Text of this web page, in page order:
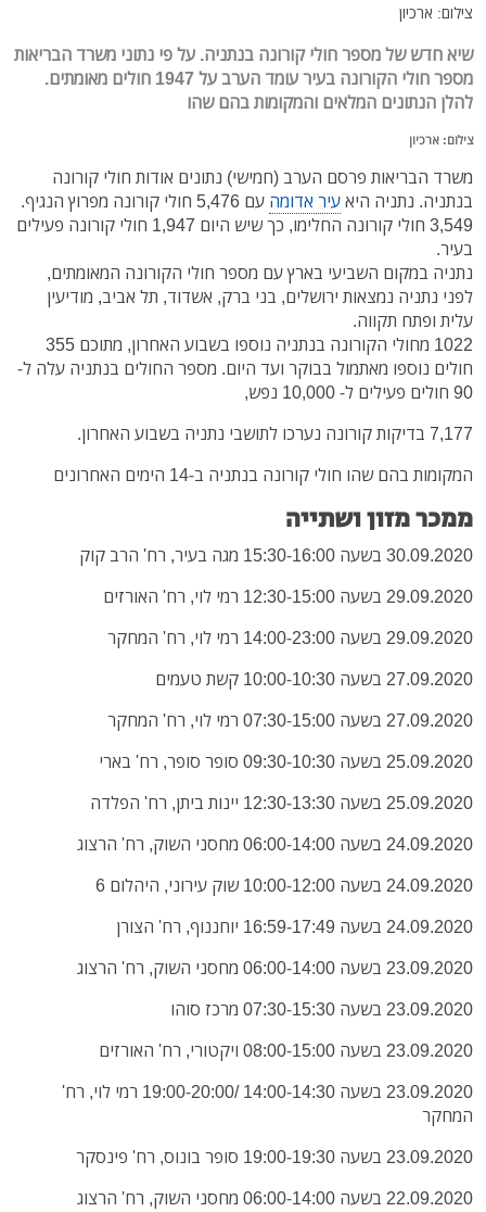
צילום: ארכיון
שיא חדש של מספר חולי קורונה בנתניה. על פי נתוני משרד הבריאות
מספר חולי הקורונה בעיר עומד הערב על 1947 חולים מאומתים.
להלן הנתונים המלאים והמקומות בהם שהו
צילום: ארכיון
משרד הבריאות פרסם הערב (חמישי) נתונים אודות חולי קורונה
בנתניה. נתניה היאעיר אדומה
עם 5,476 חולי קורונה מפרוץ הנגיף.
3,549 חולי קורונה החלימו, כך שיש היום 1,947 חולי קורונה פעילים
בעיר.
נתניה במקום השביעי בארץ עם מספר חולי הקורונה המאומתים,
לפני נתניה נמצאות ירושלים, בני ברק, אשדוד, תל אביב, מודיעין
עלית ופתח תקווה.
1022 מחולי הקורונה בנתניה נוספו בשבוע האחרון, מתוכם 355
חולים נוספו מאתמול בבוקר ועד היום. מספר החולים בנתניה עלה ל-
90 חולים פעילים ל- 10,000 נפש,
7,177 בדיקות קורונה נערכו לתושבי נתניה בשבוע האחרון.
המקומות בהם שהו חולי קורונה בנתניה ב-14 הימים האחרונים
ממכר מזון ושתייה
30.09.2020 בשעה 15:30-16:00 מגה בעיר, רח' הרב קוק
29.09.2020 בשעה 12:30-15:00 רמי לוי, רח' האורזים
29.09.2020 בשעה 14:00-23:00 רמי לוי, רח' המחקר
27.09.2020 בשעה 10:00-10:30 קשת טעמים
27.09.2020 בשעה 07:30-15:00 רמי לוי, רח' המחקר
25.09.2020 בשעה 09:30-10:30 סופר סופר, רח' בארי
25.09.2020 בשעה 12:30-13:30 יינות ביתן, רח' הפלדה
24.09.2020 בשעה 06:00-14:00 מחסני השוק, רח' הרצוג
24.09.2020 בשעה 10:00-12:00 שוק עירוני, היהלום 6
24.09.2020 בשעה 16:59-17:49 יוחננוף, רח' הצורן
23.09.2020 בשעה 06:00-14:00 מחסני השוק, רח' הרצוג
23.09.2020 בשעה 07:30-15:30 מרכז סוהו
23.09.2020 בשעה 08:00-15:00 ויקטורי, רח' האורזים
23.09.2020 בשעה 14:00-14:30 /19:00-20:00 רמי לוי, רח'
המחקר
23.09.2020 בשעה 19:00-19:30 סופר בונוס, רח' פינסקר
22.09.2020 בשעה 06:00-14:00 מחסני השוק, רח' הרצוג